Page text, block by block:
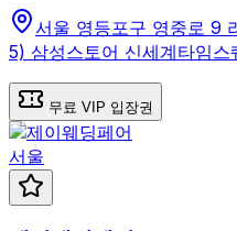
서울 영등포구 영중로 9
5) 삼성스토어 신세계타임스
무료 VIP 입장권
서울